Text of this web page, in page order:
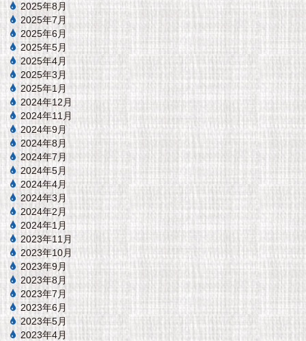
2025年8月
2025年7月
2025年6月
2025年5月
2025年4月
2025年3月
2025年1月
2024年12月
2024年11月
2024年9月
2024年8月
2024年7月
2024年5月
2024年4月
2024年3月
2024年2月
2024年1月
2023年11月
2023年10月
2023年9月
2023年8月
2023年7月
2023年6月
2023年5月
2023年4月